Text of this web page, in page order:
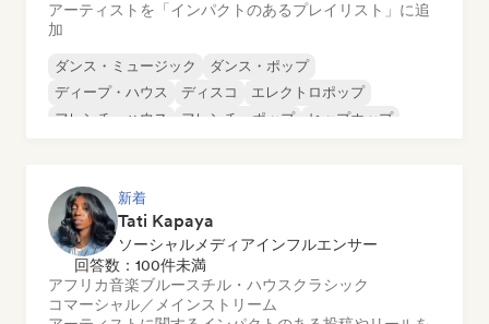
アーティストを「インパクトのあるプレイリスト」に追
加
ダンス・ミュージック
ダンス・ポップ
ディープ・ハウス
ディスコ
エレクトロポップ
フレンチ・ハウス
フレンチ・ポップ ヒップホップ
新着
Tati Kapaya
ソーシャルメディアインフルエンサー
回答数：100件未満
アフリカ音楽ブルースチル・ハウスクラシック
コマーシャル／メインストリーム